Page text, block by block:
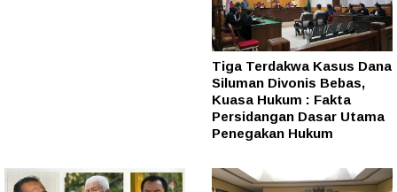
Tiga Terdakwa Kasus Dana
Siluman Divonis Bebas,
Kuasa Hukum : Fakta
Persidangan Dasar Utama
Penegakan Hukum